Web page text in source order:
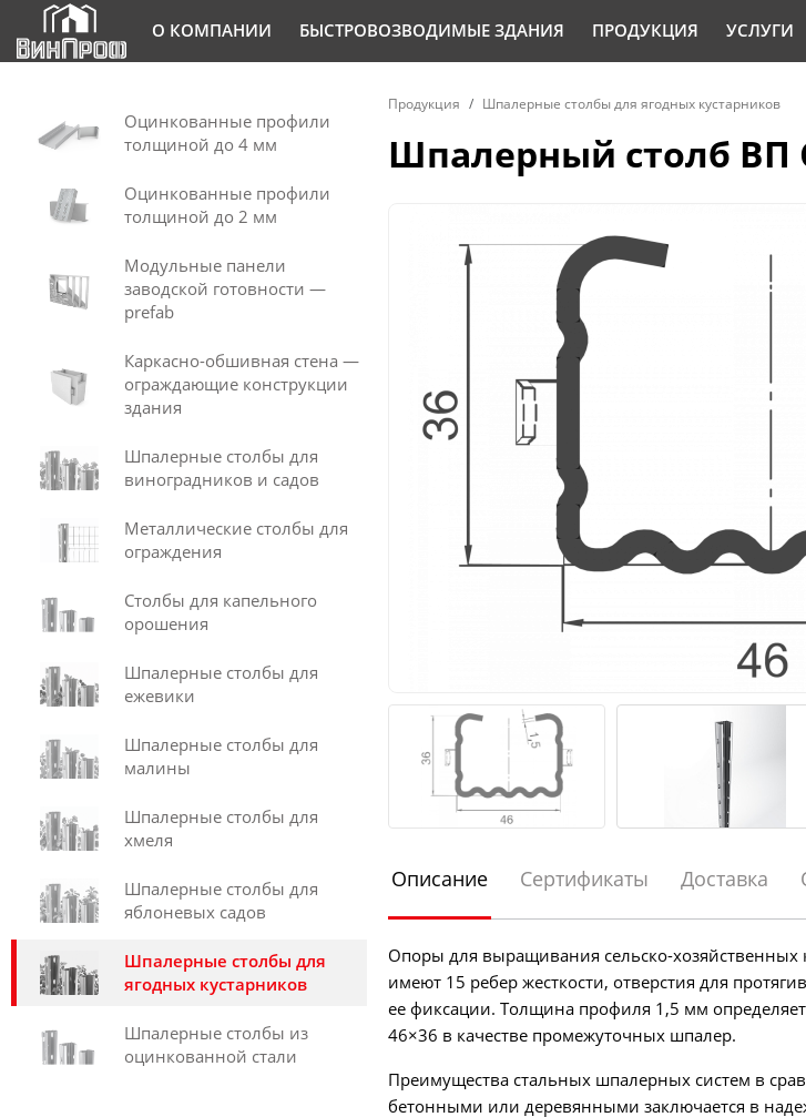
О КОМПАНИИ БЫСТРОВОЗВОДИМЫЕ ЗДАНИЯ ПРОДУКЦИЯ УСЛУГИ
Оцинкованные профили
толщиной до 4 мм
Оцинкованные профили
толщиной до 2 мм
Модульные панели
заводской готовности —
prefab
Каркасно-обшивная стена —
ограждающие конструкции
здания
Шпалерные столбы для
виноградников и садов
Металлические столбы для
ограждения
Столбы для капельного
орошения
Шпалерные столбы для
ежевики
Шпалерные столбы для
малины
Шпалерные столбы для
хмеля
Шпалерные столбы для
яблоневых садов
Шпалерные столбы для
ягодных кустарников
Шпалерные столбы из
оцинкованной стали
Продукция Шпалерные столбы для ягодных кустарников
Шпалерный столб ВП
Описание Сертификаты Доставка
Опоры для выращивания сельско-
имеют 15 ребер жесткости, отверстия для
ее фиксации. Толщина профиля 1,5 мм
46×36 в качестве промежуточных шпалер.
Преимущества стальных шпалерных систем в
бетонными или деревянными заключается в